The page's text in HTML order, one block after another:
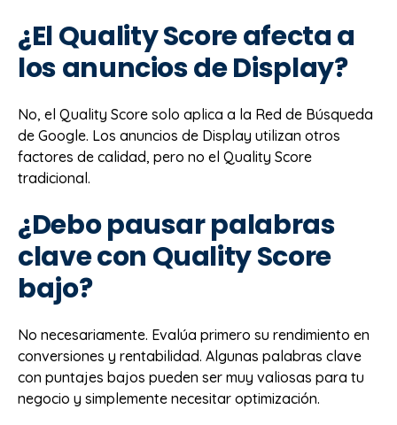
¿El Quality Score afecta a
los anuncios de Display?
No, el Quality Score solo aplica a la Red de Búsqueda
de Google. Los anuncios de Display utilizan otros
factores de calidad, pero no el Quality Score
tradicional.
¿Debo pausar palabras
clave con Quality Score
bajo?
No necesariamente. Evalúa primero su rendimiento en
conversiones y rentabilidad. Algunas palabras clave
con puntajes bajos pueden ser muy valiosas para tu
negocio y simplemente necesitar optimización.